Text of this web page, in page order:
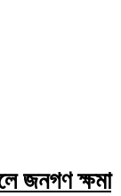
জনগণ ক্ষমা